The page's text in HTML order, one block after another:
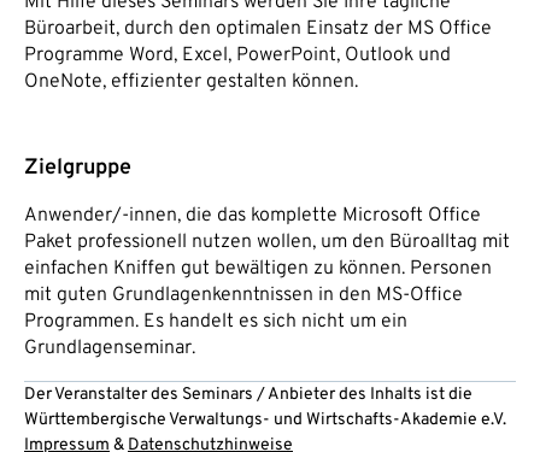
Büroarbeit, durch den optimalen Einsatz der MS Office
Programme Word, Excel, PowerPoint, Outlook und
OneNote, effizienter gestalten können.
Zielgruppe
Anwender/-innen, die das komplette Microsoft Office
Paket professionell nutzen wollen, um den Büroalltag mit
einfachen Kniffen gut bewältigen zu können. Personen
mit guten Grundlagenkenntnissen in den MS-Office
Programmen. Es handelt es sich nicht um ein
Grundlagenseminar.
Der Veranstalter des Seminars / Anbieter des Inhalts ist die
Württembergische Verwaltungs- und Wirtschafts-Akademie e.V.
Impressum & Datenschutzhinweise